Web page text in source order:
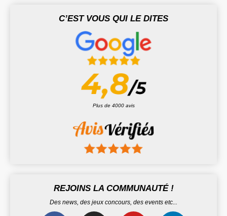
C’EST VOUS QUI LE DITES
Plus de 4000 avis
REJOINS LA COMMUNAUTÉ !
Des news, des jeux concours, des events etc...